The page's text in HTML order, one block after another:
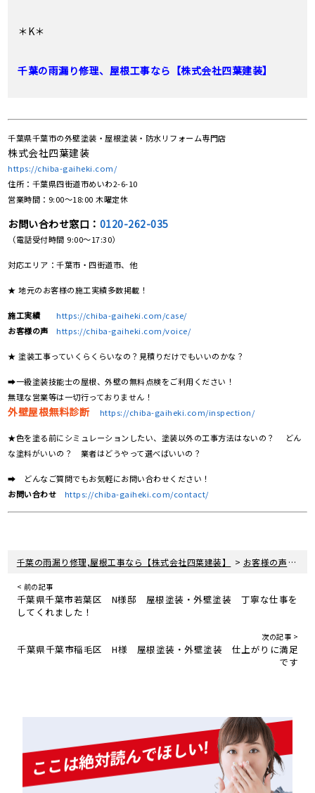
＊K＊
千葉の雨漏り修理、屋根工事なら【株式会社四葉建装】
千葉県千葉市の外壁塗装・屋根塗装・防水リフォーム専門店
株式会社四葉建装
https://chiba-gaiheki.com/
住所：千葉県四街道市めいわ2-6-10
営業時間：9:00〜18:00 木曜定休
お問い合わせ窓口： 0120-262-035
（電話受付時間 9:00〜17:30）
対応エリア：千葉市・四街道市、他
★ 地元のお客様の施工実績多数掲載！
施工実績
https://chiba-gaiheki.com/case/
お客様の声
https://chiba-gaiheki.com/voice/
★ 塗装工事っていくらくらいなの？見積りだけでもいいのかな？
➡一級塗装技能士の屋根、外壁の無料点検をご利用ください！
無理な営業等は一切行っておりません！
外壁屋根無料診断 https://chiba-gaiheki.com/inspection/
★色を塗る前にシミュレーションしたい、塗装以外の工事方法はないの？ どん
な塗料がいいの？ 業者はどうやって選べばいいの？
➡ どんなご質問でもお気軽にお問い合わせください！
お問い合わせ
https://chiba-gaiheki.com/contact/
千葉の雨漏り修理,屋根工事なら【株式会社四葉建装】 > お客様の声 >
< 前の記事
千葉県千葉市若葉区 N様邸 屋根塗装・外壁塗装 丁寧な仕事を
してくれました！
次の記事 >
千葉県千葉市稲毛区 H様 屋根塗装・外壁塗装 仕上がりに満足
です